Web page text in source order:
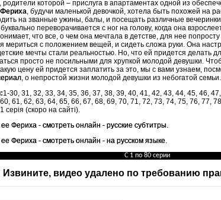
, родители которой – прислуга в апартаментах одной из
Фериха, будучи маленькой девочкой, хотела быть похожей на
на званные ужины, балы, и посещать различные
переворачивается с ног на голову, когда она
что все, о чем она мечтала в детстве, для нее
мериться с положением вещей, и сидеть сложа руки. Она
мечты стали реальностью. Но, что ей придется делать
просто не посильными для хрупкой молодой девушки.
цену ей придется заплатить за это, мы с вами узнаем,
, о непростой жизни молодой девушки из небогатой семьи.
1-30, 31, 32, 33, 34, 35, 36, 37, 38, 39, 40, 41, 42, 43, 44, 45, 46,
61, 62, 63, 64, 65, 66, 67, 68, 69, 70, 71, 72, 73, 74, 75, 76, 77,
серія (скоро на сайті).
Фериха - смотреть онлайн - русские субтитры.
Фериха - смотреть онлайн - на русском языке.
С 1 по 80 серии
Извините, видео удалено по требованию